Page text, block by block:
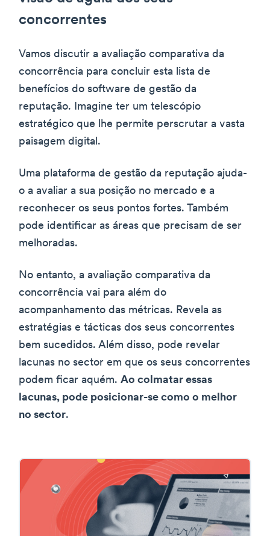
concorrentes
Vamos discutir a avaliação comparativa da
concorrência para concluir esta lista de
benefícios do software de gestão da
reputação. Imagine ter um telescópio
estratégico que lhe permite perscrutar a vasta
paisagem digital.
Uma plataforma de gestão da reputação ajuda-
o a avaliar a sua posição no mercado e a
reconhecer os seus pontos fortes. Também
pode identificar as áreas que precisam de ser
melhoradas.
No entanto, a avaliação comparativa da
concorrência vai para além do
acompanhamento das métricas. Revela as
estratégias e tácticas dos seus concorrentes
bem sucedidos. Além disso, pode revelar
lacunas no sector em que os seus concorrentes
podem ficar aquém. Ao colmatar essas
lacunas, pode posicionar-se como o melhor
no sector.